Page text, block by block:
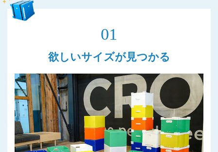
01
欲しいサイズが見つかる